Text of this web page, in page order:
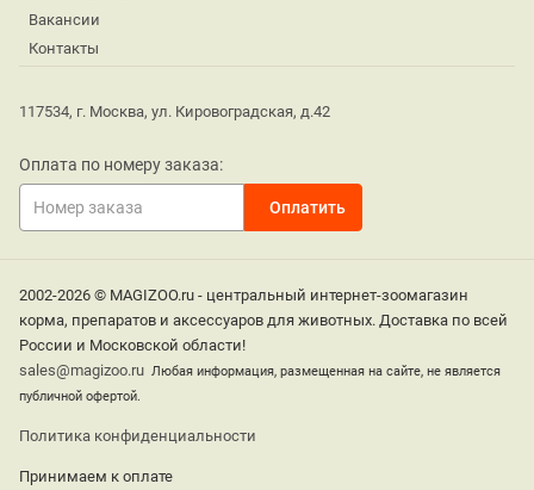
Вакансии
Контакты
117534, г. Москва, ул. Кировоградская, д.42
Оплата по номеру заказа:
2002-2026 © MAGIZOO.ru - центральный интернет-зоомагазин
корма, препаратов и аксессуаров для животных. Доставка по всей
России и Московской области!
sales@magizoo.ru Любая информация, размещенная на сайте, не является
публичной офертой.
Политика конфиденциальности
Принимаем к оплате